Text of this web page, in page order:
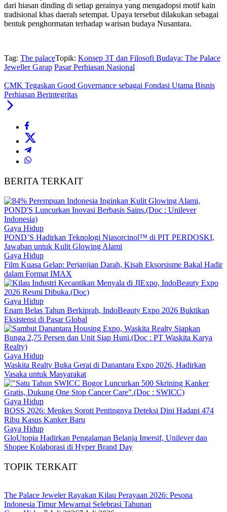
dari hiasan dinding di setiap gerainya yang mengadopsi motif kain
tradisional khas daerah setempat. Upaya tersebut dilakukan sebagai
bentuk penghormatan terhadap warisan budaya Nusantara.
Tag: The palaceTopik: Konsep 3T dan Filosofi Budaya: The Palace
Jeweller Garap Pasar Perhiasan Nasional
CMK Tegaskan Good Governance sebagai Fondasi Utama Bisnis
Perhiasan Berintegritas
BERITA TERKAIT
Gaya Hidup
POND’S Hadirkan Teknologi Niasorcinol™ di PIT PERDOSKI,
Jawaban untuk Kulit Glowing Alami
Gaya Hidup
Film Kuasa Gelap: Perjanjian Darah, Kisah Eksorsisme Bakal Hadir
dalam Format IMAX
Gaya Hidup
Enam Belas Tahun Berkiprah, IndoBeauty Expo 2026 Buktikan
Eksistensi di Pasar Global
Gaya Hidup
Waskita Realty Buka Gerai di Danantara Expo 2026, Hadirkan
Vasaka untuk Masyarakat
Gaya Hidup
BOSS 2026: Menkes Soroti Pentingnya Deteksi Dini Hadapi 474
Ribu Kasus Kanker Baru
Gaya Hidup
GloUtopia Hadirkan Pengalaman Belanja Imersif, Unilever dan
Shopee Kolaborasi di Hyper Brand Day
TOPIK TERKAIT
The Palace Jeweler Rayakan Kilau Perayaan 2026: Pesona
Indonesia Timur Mewarnai Selebrasi Tahunan